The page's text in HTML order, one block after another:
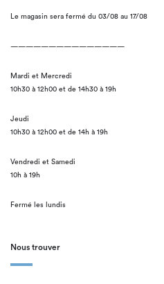
Le magasin sera fermé du 03/08 au 17/08
———————————————
Mardi et Mercredi
10h30 à 12h00 et de 14h30 à 19h
Jeudi
10h30 à 12h00 et de 14h à 19h
Vendredi et Samedi
10h à 19h
Fermé les lundis
Nous trouver